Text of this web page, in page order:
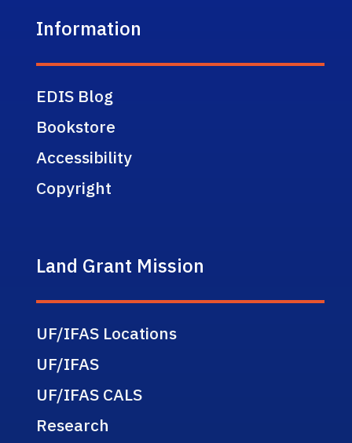
Information
EDIS Blog
Bookstore
Accessibility
Copyright
Land Grant Mission
UF/IFAS Locations
UF/IFAS
UF/IFAS CALS
Research